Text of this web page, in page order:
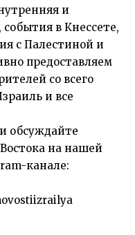
и
в Кнессете,
с Палестиной и
предоставляем
со всего
и все
обсуждайте
на нашей
канале: